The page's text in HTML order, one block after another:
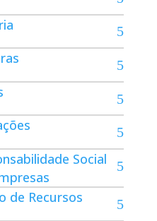
Social
de Recursos